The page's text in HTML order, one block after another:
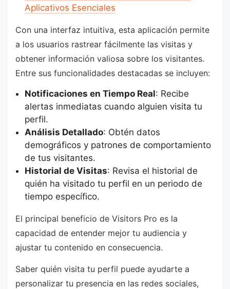
Aplicativos Esenciales
Con una interfaz intuitiva, esta aplicación permite
a los usuarios rastrear fácilmente las visitas y
obtener información valiosa sobre los visitantes.
Entre sus funcionalidades destacadas se incluyen:
Notificaciones en Tiempo Real: Recibe
alertas inmediatas cuando alguien visita tu
perfil.
Análisis Detallado: Obtén datos
demográficos y patrones de comportamiento
de tus visitantes.
Historial de Visitas: Revisa el historial de
quién ha visitado tu perfil en un periodo de
tiempo específico.
El principal beneficio de Visitors Pro es la
capacidad de entender mejor tu audiencia y
ajustar tu contenido en consecuencia.
Saber quién visita tu perfil puede ayudarte a
personalizar tu presencia en las redes sociales,